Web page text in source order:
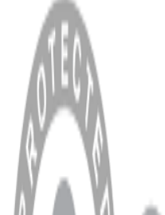
MENÜ
Anasayfa
Hakkımızda
Blog
MÜŞTERİ HİZMETLERİ
Hesabım
Sipariş Sorgulama
Banka Hesap Bilgileri
YARDIM VE DESTEK